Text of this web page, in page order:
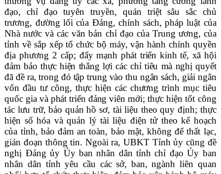
đạo, chỉ đạo tuyên truyền, quán triệt sâu sắc chủ
trương, đường lối của Đảng, chính sách, pháp luật của
Nhà nước và các văn bản chỉ đạo của Trung ương, của
tỉnh về sắp xếp tổ chức bộ máy, vận hành chính quyền
địa phương 2 cấp; đẩy mạnh phát triển kinh tế, xã hội
đảm bảo thực hiện thắng lợi các chỉ tiêu mà nghị quyết
đã đề ra, trong đó tập trung vào thu ngân sách, giải ngân
vốn đầu tư công, thực hiện các chương trình mục tiêu
quốc gia và phát triển đảng viên mới; thực hiện tốt công
tác lưu trữ, bảo quản hồ sơ, tài liệu theo quy định; thực
hiện số hóa và quản lý tài liệu điện tử theo kế hoạch
của tỉnh, bảo đảm an toàn, bảo mật, không để thất lạc,
gián đoạn thông tin. Ngoài ra, UBKT Tỉnh ủy cũng đề
nghị Đảng ủy Ủy ban nhân dân tỉnh chỉ đạo Ủy ban
nhân dân tỉnh yêu cầu các sở, ban, ngành liên quan